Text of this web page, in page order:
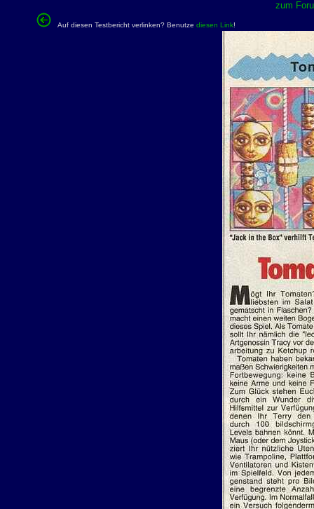
zum
Auf diesen Testbericht verlinken? Benutze diesen Link!